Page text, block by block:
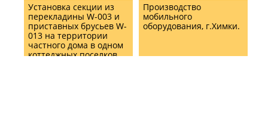
Установка секции из
перекладины W-003 и
приставных брусьев W-
013 на территории
частного дома в одном
коттеджных поселков
Производство
мобильного
оборудования, г.Химки.